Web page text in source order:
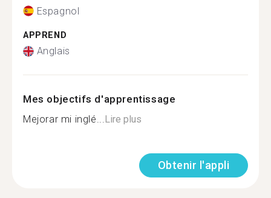
Espagnol
APPREND
Anglais
Mes objectifs d'apprentissage
Mejorar mi inglé...Lire plus
Obtenir l'appli